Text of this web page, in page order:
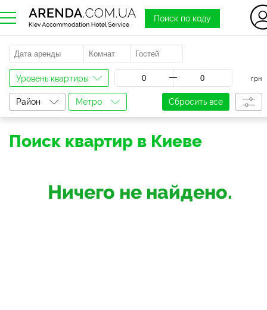
Поиск по коду
Уровень квартиры грн
Район Метро Сбросить все
Поиск квартир в Киеве
Ничего не найдено.